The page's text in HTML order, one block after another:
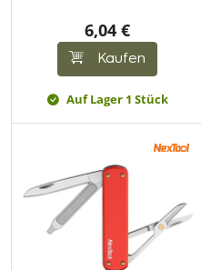
6,04 €
Kaufen
Auf Lager 1 Stück